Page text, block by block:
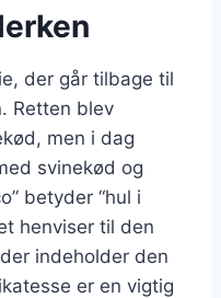
der går tilbage til
Retten blev
men i dag
svinekød og
betyder “hul i
henviser til den
indeholder den
er en vigtig